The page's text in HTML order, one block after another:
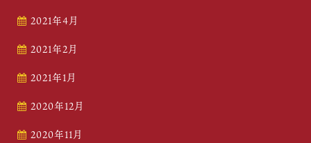
2021年4月
2021年2月
2021年1月
2020年12月
2020年11月